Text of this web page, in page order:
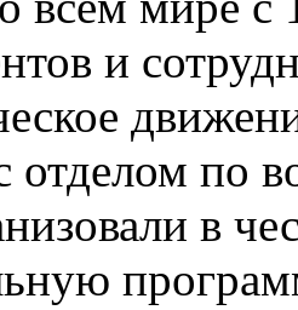
и
отделом по
в